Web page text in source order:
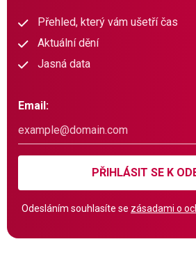
Přehled, který vám ušetří čas
Aktuální dění
Jasná data
Email:
PŘIHLÁSIT SE K
Odesláním souhlasíte se zásadami o